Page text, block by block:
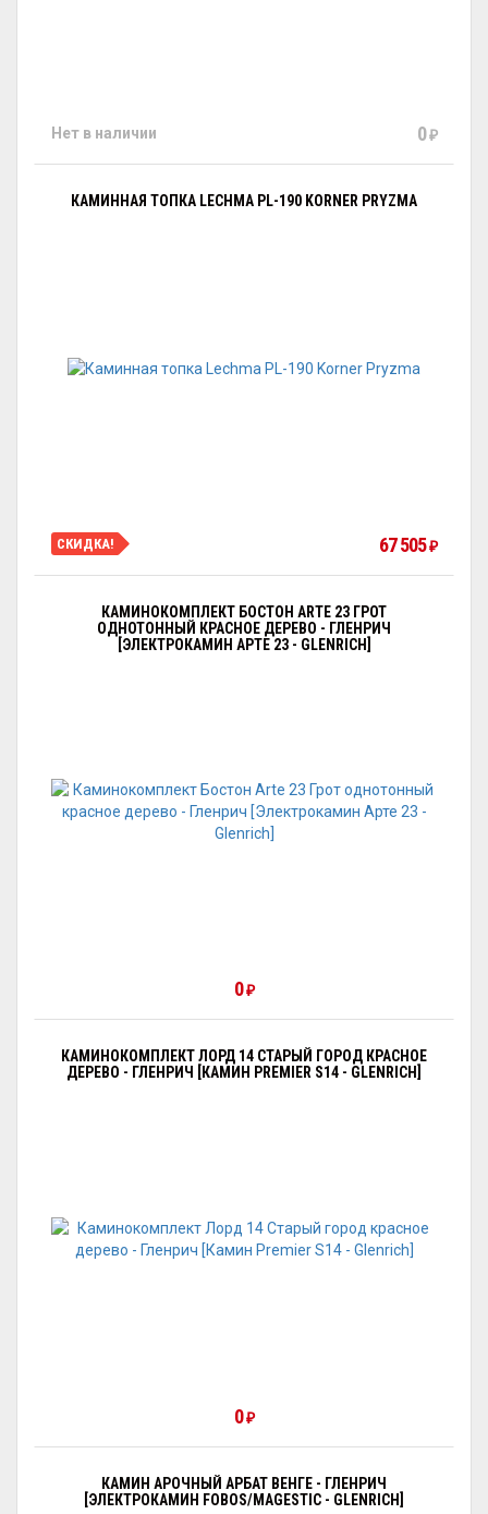
Нет в наличии 0₽
КАМИННАЯ ТОПКА LECHMA PL-190 KORNER PRYZMA
СКИДКА! 67 505₽
КАМИНОКОМПЛЕКТ БОСТОН ARTE 23 ГРОТ
ОДНОТОННЫЙ КРАСНОЕ ДЕРЕВО - ГЛЕНРИЧ
[ЭЛЕКТРОКАМИН АРТЕ 23 - GLENRICH]
0₽
КАМИНОКОМПЛЕКТ ЛОРД 14 СТАРЫЙ ГОРОД КРАСНОЕ
ДЕРЕВО - ГЛЕНРИЧ [КАМИН PREMIER S14 - GLENRICH]
0₽
КАМИН АРОЧНЫЙ АРБАТ ВЕНГЕ - ГЛЕНРИЧ
[ЭЛЕКТРОКАМИН FOBOS/MAGESTIC - GLENRICH]